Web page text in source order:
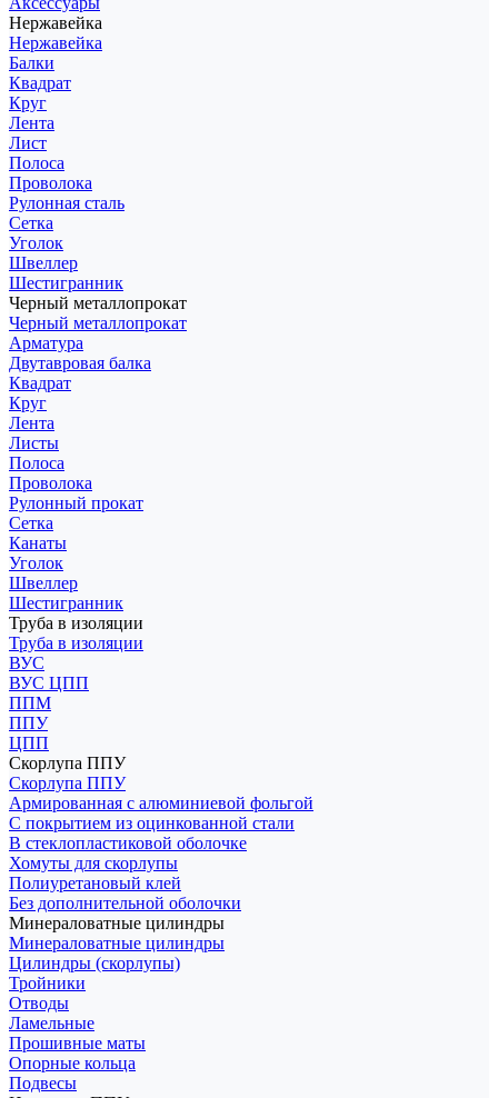
Нержавейка
Нержавейка
Балки
Квадрат
Круг
Лента
Лист
Полоса
Проволока
Рулонная сталь
Сетка
Уголок
Швеллер
Шестигранник
Черный металлопрокат
Черный металлопрокат
Арматура
Двутавровая балка
Квадрат
Круг
Лента
Листы
Полоса
Проволока
Рулонный прокат
Сетка
Канаты
Уголок
Швеллер
Шестигранник
Труба в изоляции
Труба в изоляции
ВУС
ВУС ЦПП
ППМ
ППУ
ЦПП
Скорлупа ППУ
Скорлупа ППУ
Армированная с алюминиевой фольгой
С покрытием из оцинкованной стали
В стеклопластиковой оболочке
Хомуты для скорлупы
Полиуретановый клей
Без дополнительной оболочки
Минераловатные цилиндры
Минераловатные цилиндры
Цилиндры (скорлупы)
Тройники
Отводы
Ламельные
Прошивные маты
Опорные кольца
Подвесы